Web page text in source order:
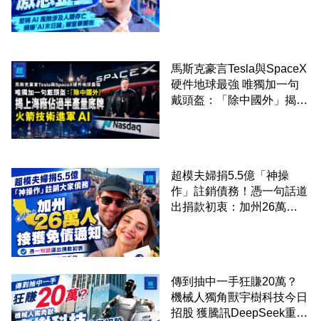
馬斯克豪言Tesla與SpaceX
硬件地球最強 唯獨加一句
戴頭盔：「除中國外」揭上
超模夫婦捐5.5億「神操
作」註銷債務！憑一句話道
出捐款初衷：加州26萬人
傳到抽中一手狂賺20萬？
機械人獨角獸宇樹科技今日
招股 獲騰訊DeepSeek重倉